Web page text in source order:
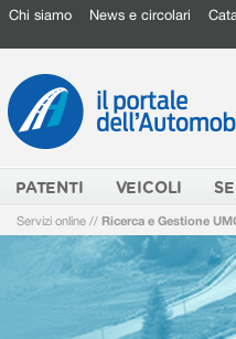
Chi siamo News e circolari
PATENTI VEICOLI
Servizi online // Ricerca e Gestione